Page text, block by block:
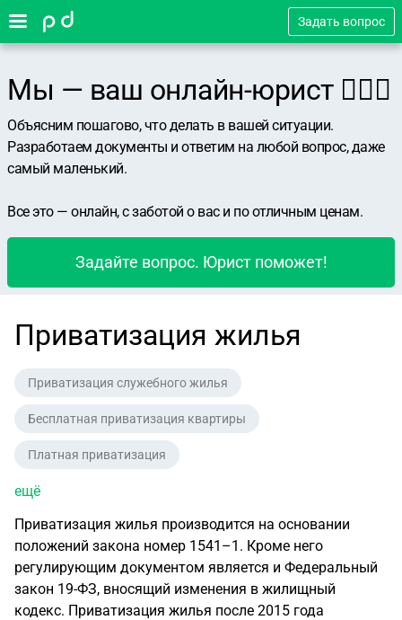
Задать вопрос
Мы — ваш онлайн-юрист 👨🏻‍⚖️
Объясним пошагово, что делать в вашей ситуации.
Разработаем документы и ответим на любой вопрос, даже
самый маленький.
Все это — онлайн, с заботой о вас и по отличным ценам.
Задайте вопрос. Юрист поможет!
Приватизация жилья
Приватизация служебного жилья
Бесплатная приватизация квартиры
Платная приватизация
ещё
Приватизация жилья производится на основании
положений закона номер 1541–1. Кроме него
регулирующим документом является и Федеральный
закон 19-ФЗ, вносящий изменения в жилищный
кодекс. Приватизация жилья после 2015 года